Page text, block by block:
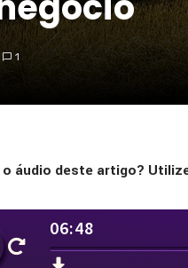
1
áudio deste artigo?